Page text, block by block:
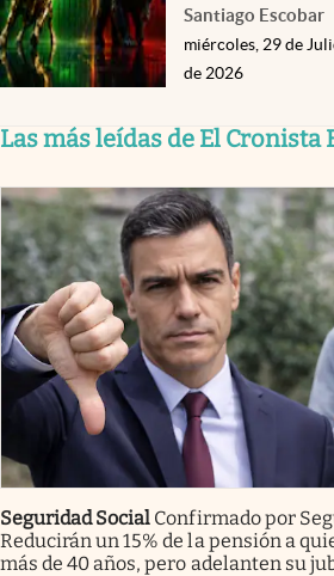
Santiago Escobar
miércoles, 29 de
de 2026
Las más leídas de El Cronista
Seguridad Social Confirmado por
Reducirán un 15% de la pensión a
más de 40 años, pero adelanten su